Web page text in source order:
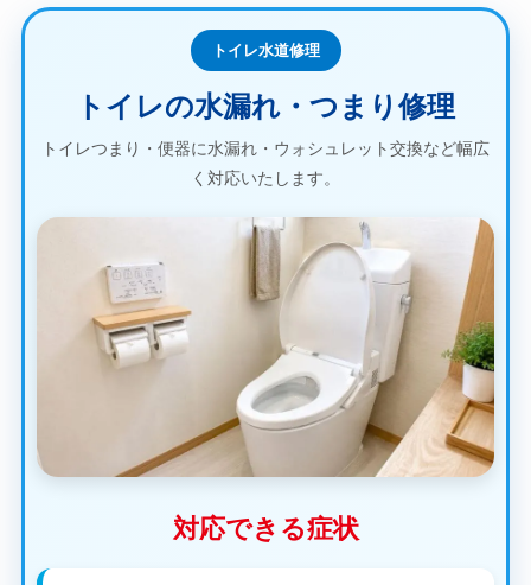
トイレ水道修理
トイレの水漏れ・つまり修理
トイレつまり・便器に水漏れ・ウォシュレット交換など幅広
く対応いたします。
対応できる症状